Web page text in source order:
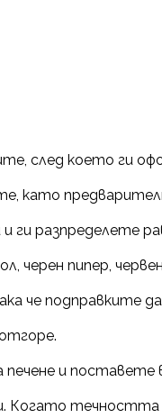
след което ги
като
ги разпределете
черен пипер,
че подправките
и поставете
Когато